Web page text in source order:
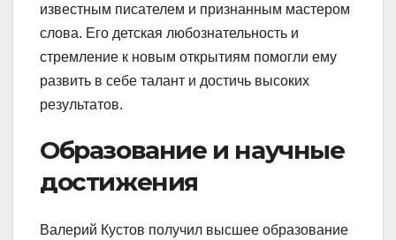
известным писателем и признанным мастером
слова. Его детская любознательность и
стремление к новым открытиям помогли ему
развить в себе талант и достичь высоких
результатов.
Образование и научные
достижения
Валерий Кустов получил высшее образование